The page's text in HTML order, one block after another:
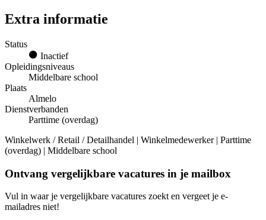
Extra informatie
Status
Inactief
Opleidingsniveaus
Middelbare school
Plaats
Almelo
Dienstverbanden
Parttime (overdag)
Winkelwerk / Retail / Detailhandel | Winkelmedewerker | Parttime
(overdag) | Middelbare school
Ontvang vergelijkbare vacatures in je mailbox
Vul in waar je vergelijkbare vacatures zoekt en vergeet je e-
mailadres niet!